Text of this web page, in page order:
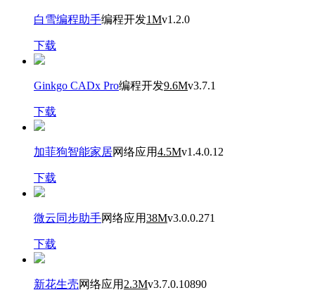
白雪编程助手编程开发1Mv1.2.0
下载
Ginkgo CADx Pro编程开发9.6Mv3.7.1
下载
加菲狗智能家居网络应用4.5Mv1.4.0.12
下载
微云同步助手网络应用38Mv3.0.0.271
下载
新花生壳网络应用 2.3Mv3.7.0.10890